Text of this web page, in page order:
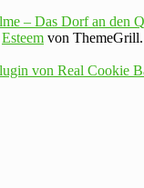
– Das Dorf an den
Esteem von
von Real Cookie